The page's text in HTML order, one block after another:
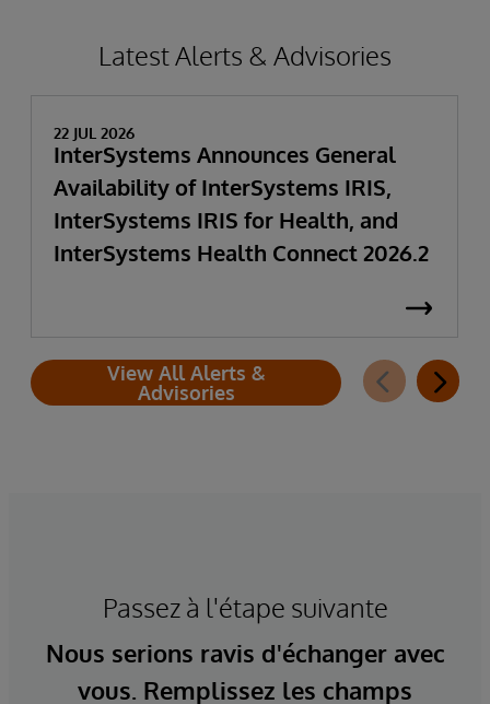
Latest Alerts & Advisories
22 JUL 2026
InterSystems Announces General
Availability of InterSystems IRIS,
InterSystems IRIS for Health, and
InterSystems Health Connect 2026.2
View All Alerts &
Advisories
Passez à l'étape suivante
Nous serions ravis d'échanger avec
vous. Remplissez les champs